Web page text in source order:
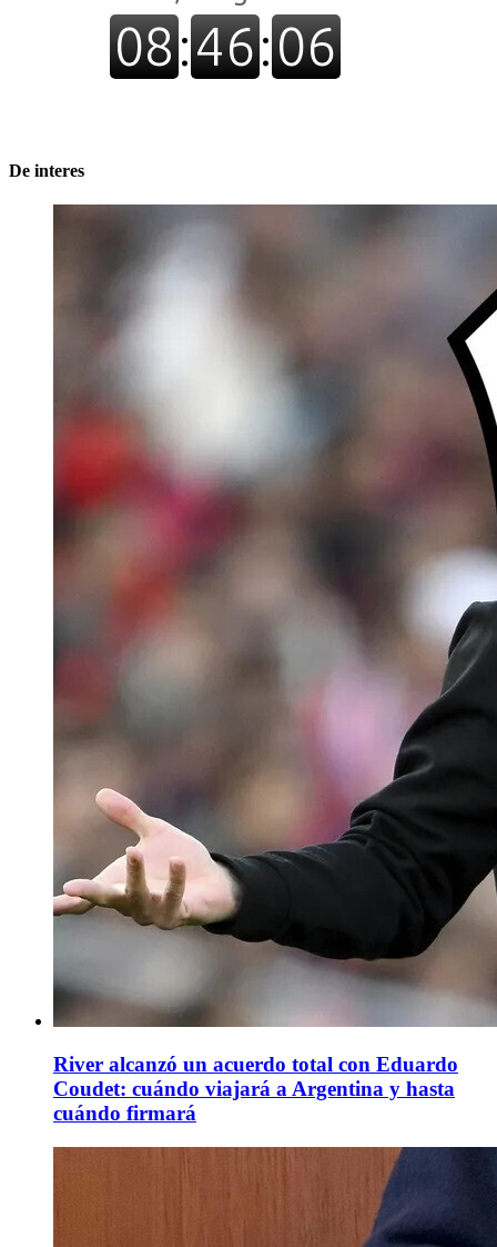
De interes
River alcanzó un acuerdo total con Eduardo
Coudet: cuándo viajará a Argentina y hasta
cuándo firmará